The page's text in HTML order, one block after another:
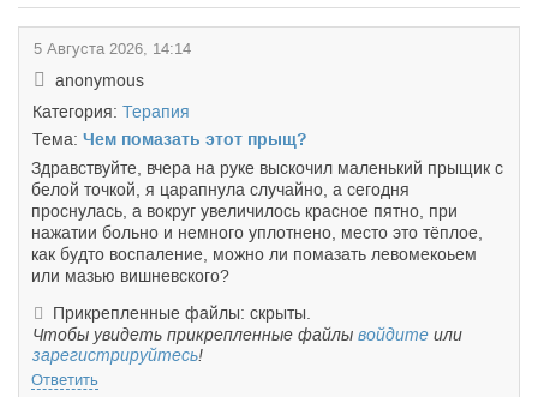
5 Августа 2026, 14:14
anonymous
Категория: Терапия
Тема: Чем помазать этот прыщ?
Здравствуйте, вчера на руке выскочил маленький прыщик с
белой точкой, я царапнула случайно, а сегодня
проснулась, а вокруг увеличилось красное пятно, при
нажатии больно и немного уплотнено, место это тёплое,
как будто воспаление, можно ли помазать левомекоьем
или мазью вишневского?
Прикрепленные файлы: скрыты.
Чтобы увидеть прикрепленные файлы войдите или
зарегистрируйтесь!
Ответить